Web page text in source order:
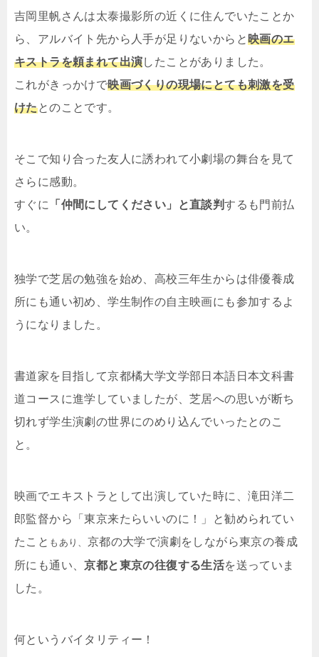
吉岡里帆さんは太泰撮影所の近くに住んでいたことか
ら、アルバイト先から人手が足りないからと映画のエ
キストラを頼まれて出演したことがありました。
これがきっかけで映画づくりの現場にとても刺激を受
けたとのことです。
そこで知り合った友人に誘われて小劇場の舞台を見て
さらに感動。
すぐに
「仲間にしてください」と直談判するも門前払
い。
独学で芝居の勉強を始め、高校三年生からは俳優養成
所にも通い初め、学生制作の自主映画にも参加するよ
うになりました。
書道家を目指して京都橘大学文学部日本語日本文科書
道コースに進学していましたが、芝居への思いが断ち
切れず学生演劇の世界にのめり込んでいったとのこ
と。
映画でエキストラとして出演していた時に、滝田洋二
郎監督から「東京来たらいいのに！」と勧められてい
たこと もあり、 京都の大学で演劇をしながら東京の養成
所にも通い、京都と東京の往復する生活を送っていま
した。
何というバイタリティー！